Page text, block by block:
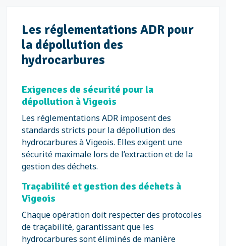
Les réglementations ADR pour
la dépollution des
hydrocarbures
Exigences de sécurité pour la
dépollution à Vigeois
Les réglementations ADR imposent des
standards stricts pour la dépollution des
hydrocarbures à Vigeois. Elles exigent une
sécurité maximale lors de l’extraction et de la
gestion des déchets.
Traçabilité et gestion des déchets à
Vigeois
Chaque opération doit respecter des protocoles
de traçabilité, garantissant que les
hydrocarbures sont éliminés de manière